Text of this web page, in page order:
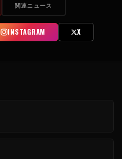
関連ニュース
INSTAGRAM X